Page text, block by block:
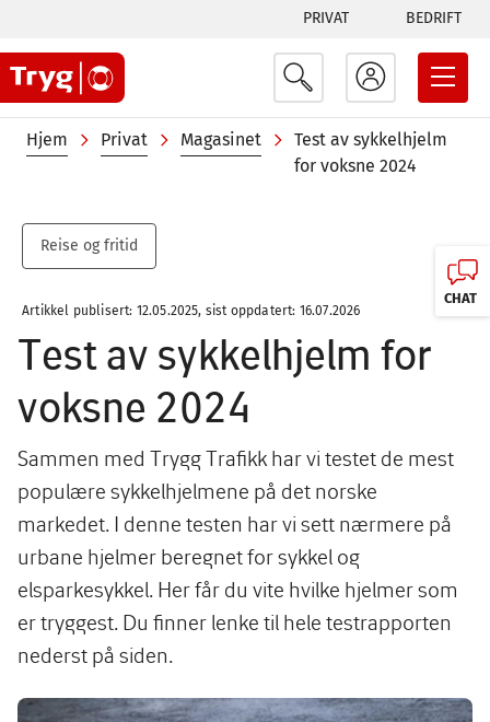
hovedinnhold
Tabs
menu
PRIVAT BEDRIFT
Navigasjonssti
Hjem Privat Magasinet
Test av sykkelhjelm
for voksne 2024
Reise og fritid
Artikkel publisert: 12.05.2025, sist oppdatert: 16.07.2026
Image
Test av sykkelhjelm for
voksne 2024
Sammen med Trygg Trafikk har vi testet de mest
populære sykkelhjelmene på det norske
markedet. I denne testen har vi sett nærmere på
urbane hjelmer beregnet for sykkel og
elsparkesykkel. Her får du vite hvilke hjelmer som
er tryggest. Du finner lenke til hele testrapporten
nederst på siden.
CHAT